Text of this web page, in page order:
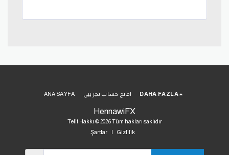
HennawiFX
Telif Hakkı © 2026 Tüm hakları saklıdır
Şartlar| Gizlilik
ANA SAYFA افتح حساب تجريبي DAHA FAZLA